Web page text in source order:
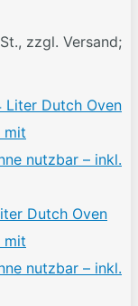
zzgl. Versand;
Dutch Oven
mit
nutzbar – inkl.